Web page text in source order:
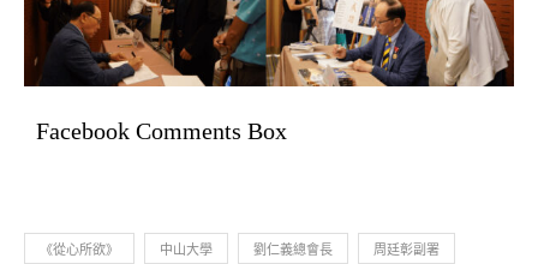
Facebook Comments Box
《從心所欲》 中山大學 劉仁義總會長 周廷彰副署